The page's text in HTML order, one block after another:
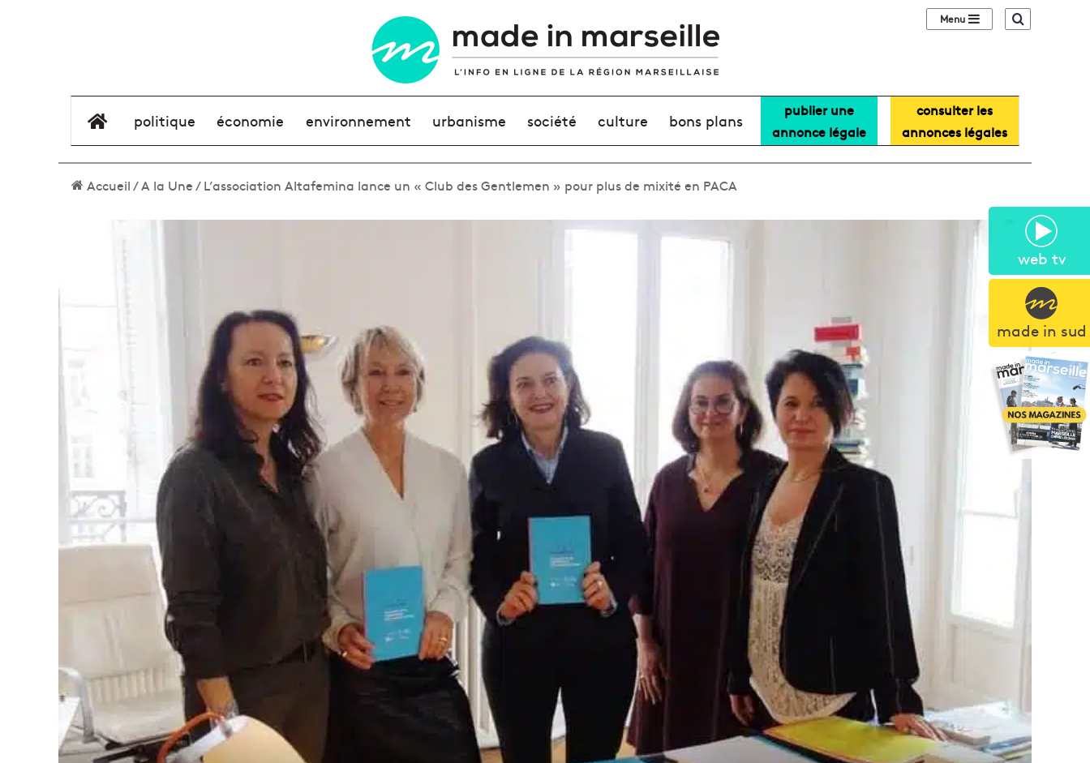
web tv
made in sud
Sidebar (barre
élément de menu
politique économie environnement urbanisme société culture bons plans
publier une
annonce légale
consulter les
annonces légales
Accueil/A la Une/L’association Altafemina lance un « Club des Gentlemen » pour plus de mixité en PACA